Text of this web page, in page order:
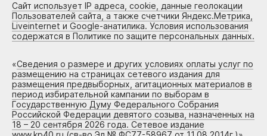
Сайт использует IP адреса, cookie, данные геолокации
Пользователей сайта, а также счетчики Яндекс.Метрика,
Liveinternet и Google-анатилика. Условия использования
содержатся в Политике по защите персональных данных.
«Сведения о размере и других условиях оплаты услуг по
размещению на страницах сетевого издания для
размещения предвыборных, агитационных материалов в
период избирательной кампании по выборам в
Государственную Думу Федерального Собрания
Российской Федерации девятого созыва, назначенных на
18 – 20 сентября 2026 года. Сетевое издание